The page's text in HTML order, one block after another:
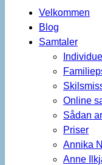
Velkommen
Blog
Samtaler
Online
Sådan
Priser
Annika
Anne